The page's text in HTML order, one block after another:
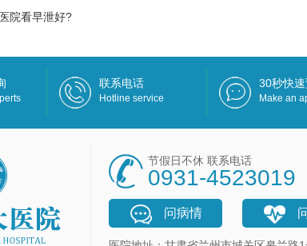
院看早泄好?
联系电话
Hotline service
30秒快
Make an
节假日不休 联系电话
0931-4523019
问病情